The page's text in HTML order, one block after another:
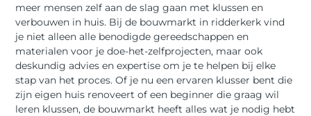
meer mensen zelf aan de slag gaan met klussen en
verbouwen in huis. Bij de bouwmarkt in ridderkerk vind
je niet alleen alle benodigde gereedschappen en
materialen voor je doe-het-zelfprojecten, maar ook
deskundig advies en expertise om je te helpen bij elke
stap van het proces. Of je nu een ervaren klusser bent die
zijn eigen huis renoveert of een beginner die graag wil
leren klussen, de bouwmarkt heeft alles wat je nodig hebt